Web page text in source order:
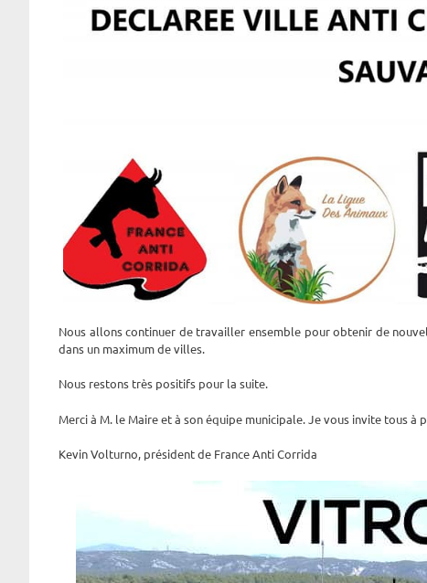
Nous allons continuer de travailler ensemble pour obtenir de
dans un maximum de villes.
Nous restons très positifs pour la suite.
Merci à M. le Maire et à son équipe municipale. Je vous invite tous
Kevin Volturno, président de France Anti Corrida